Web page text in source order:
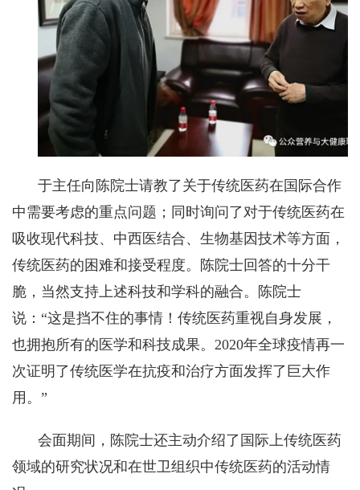
于主任向陈院士请教了关于传统医药在国际合作
中需要考虑的重点问题；同时询问了对于传统医药在
吸收现代科技、中西医结合、生物基因技术等方面，
传统医药的困难和接受程度。陈院士回答的十分干
脆，当然支持上述科技和学科的融合。陈院士
说：“这是挡不住的事情！传统医药重视自身发展，
也拥抱所有的医学和科技成果。2020年全球疫情再一
次证明了传统医学在抗疫和治疗方面发挥了巨大作
用。”
会面期间，陈院士还主动介绍了国际上传统医药
领域的研究状况和在世卫组织中传统医药的活动情